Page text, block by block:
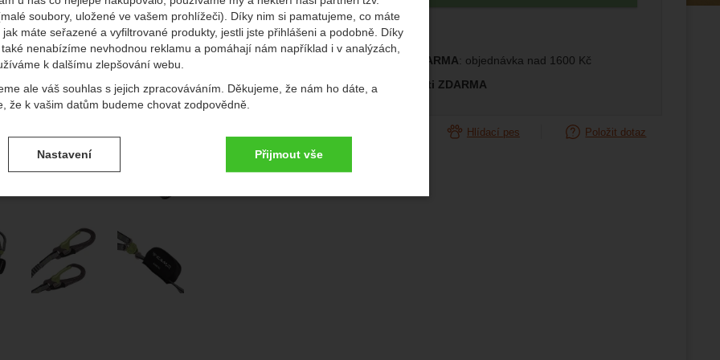
soubory, uložené ve vašem prohlížeči). Díky nim si pamatujeme, co máte
máte seřazené a vyfiltrované produkty, jestli jste přihlášeni a podobně. Díky
nenabízíme nevhodnou reklamu a pomáhají nám například i v analýzách,
k dalšímu zlepšování webu.
ale váš souhlas s jejich zpracováváním. Děkujeme, že nám ho dáte, a
že k vašim datům budeme chovat zodpovědně.
souhlasů s kategoriemi cookies
- bez těchto cookies náš web nebude fungovat.
cookies umožňují váš průchod nákupním košíkem, porovnávání produktů a
funkce.
a rozšířené funkce
a rozšířené funkce - abyste nemuseli vše nastavovat znovu a abyste se s
spojit např. pomocí chatu
Nastavení Přijmout vše
následující
Doprava ČR ZDARMA: objednávka nad 1600 Kč
Výměna velikosti ZDARMA
Hlídací pes Položit dotaz